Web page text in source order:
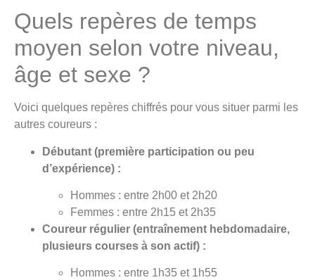
Quels repères de temps
moyen selon votre niveau,
âge et sexe ?
Voici quelques repères chiffrés pour vous situer parmi les
autres coureurs :
Débutant (première participation ou peu
d’expérience) :
Hommes : entre 2h00 et 2h20
Femmes : entre 2h15 et 2h35
Coureur régulier (entraînement hebdomadaire,
plusieurs courses à son actif) :
Hommes : entre 1h35 et 1h55